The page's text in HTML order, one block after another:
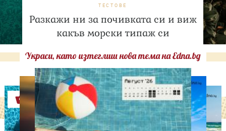
ТЕСТОВЕ
Разкажи ни за почивката си и виж
какъв морски типаж си
Украси, като изтеглиш нова тема на Edna.bg
Оферти